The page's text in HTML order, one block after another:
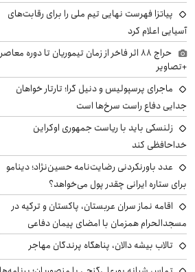
پیاتزا فهرست نهایی تیم ملی را برای رقابت‌های
آسیایی اعلام کرد
حراج ۸۸ اثر فاخر از زمان تیموریان تا دوره معاصر
+تصاویر
ماجرای پرسپولیس و دنیل گرا؛ تارتار خواهان
جدایی دفاع راست سرخ‌ها است
زلنسکی باید با ریاست جمهوری اوکراین
خداحافظی کند
عدد باورنکردنی رضایت‌نامه حسین‌نژاد؛ دینامو
برای ستاره ایرانی چقدر پول می‌خواهد؟
اقامه نماز سران عربستان، پاکستان و ترکیه در
مسجدالحرام همزمان با امضای پیمان دفاعی
تالاب بیشه دالان، پناهگاه پرندگان مهاجر